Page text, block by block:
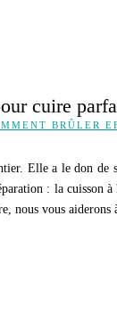
BRÛLER
cuire
Elle a le don
: la cuisson
vous aiderons